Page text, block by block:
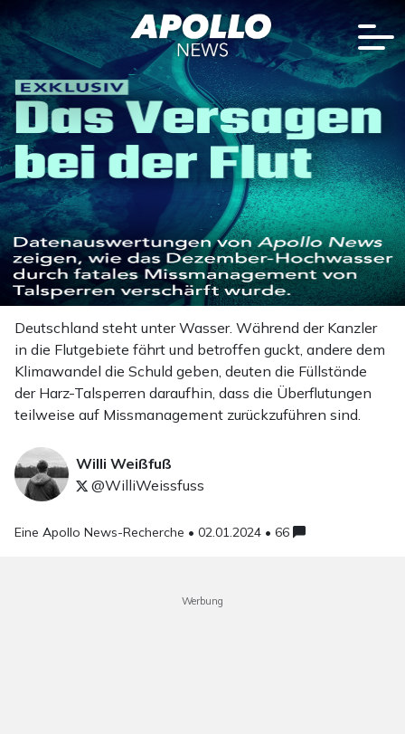
Deutschland steht unter Wasser. Während der Kanzler
in die Flutgebiete fährt und betroffen guckt, andere dem
Klimawandel die Schuld geben, deuten die Füllstände
der Harz-Talsperren daraufhin, dass die Überflutungen
teilweise auf Missmanagement zurückzuführen sind.
Willi Weißfuß
@WilliWeissfuss
Eine Apollo News-Recherche • 02.01.2024 • 66
Werbung